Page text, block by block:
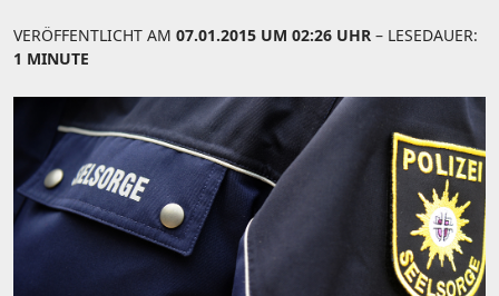
VERÖFFENTLICHT AM 07.01.2015 UM 02:26 UHR – LESEDAUER:
1 MINUTE